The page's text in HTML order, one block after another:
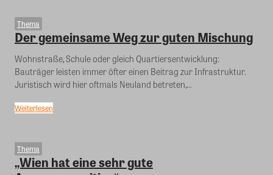
Thema
Der gemeinsame Weg zur guten Mischung
Wohnstraße, Schule oder gleich Quartiersentwicklung:
Bauträger leisten immer öfter einen Beitrag zur Infrastruktur.
Juristisch wird hier oftmals Neuland betreten,...
Weiterlesen
Thema
„Wien hat eine sehr gute